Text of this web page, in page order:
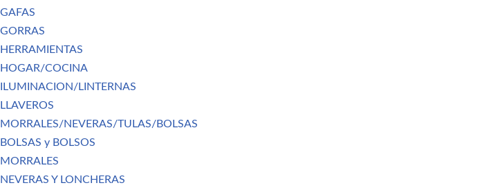
GAFAS
GORRAS
HERRAMIENTAS
HOGAR/COCINA
ILUMINACION/LINTERNAS
LLAVEROS
MORRALES/NEVERAS/TULAS/BOLSAS
BOLSAS y BOLSOS
MORRALES
NEVERAS Y LONCHERAS